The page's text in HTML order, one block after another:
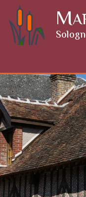
Skip to content M